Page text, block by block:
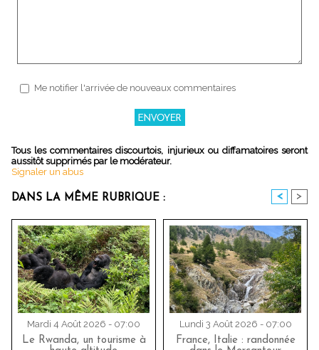
Me notifier l'arrivée de nouveaux commentaires
Tous les commentaires discourtois, injurieux ou diffamatoires seront
aussitôt supprimés par le modérateur.
Signaler un abus
DANS LA MÊME RUBRIQUE : < >
Mardi 4 Août 2026 - 07:00
Le Rwanda, un tourisme à
Lundi 3 Août 2026 - 07:00
France, Italie : randonnée